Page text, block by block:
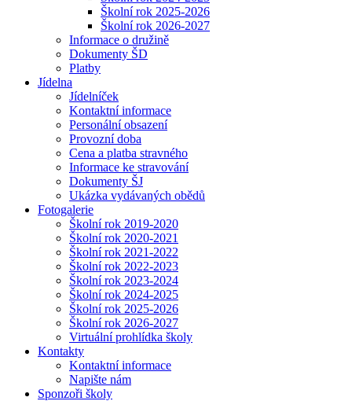
Školní rok 2025-2026
Školní rok 2026-2027
Informace o družině
Dokumenty ŠD
Platby
Jídelna
Jídelníček
Kontaktní informace
Personální obsazení
Provozní doba
Cena a platba stravného
Informace ke stravování
Dokumenty ŠJ
Ukázka vydávaných obědů
Fotogalerie
Školní rok 2019-2020
Školní rok 2020-2021
Školní rok 2021-2022
Školní rok 2022-2023
Školní rok 2023-2024
Školní rok 2024-2025
Školní rok 2025-2026
Školní rok 2026-2027
Virtuální prohlídka školy
Kontakty
Kontaktní informace
Napište nám
Sponzoři školy